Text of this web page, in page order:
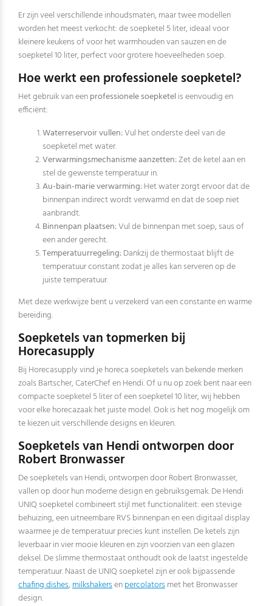
Er zijn veel verschillende inhoudsmaten, maar twee modellen
worden het meest verkocht: de soepketel 5 liter, ideaal voor
kleinere keukens of voor het warmhouden van sauzen en de
soepketel 10 liter, perfect voor grotere hoeveelheden soep.
Hoe werkt een professionele soepketel?
Het gebruik van eenprofessionele soepketelis eenvoudig en
efficiënt:
Waterreservoir vullen:Vul het onderste deel van de
soepketel met water.
Verwarmingsmechanisme aanzetten:Zet de ketel aan en
stel de gewenste temperatuur in.
Au-bain-marie verwarming:Het water zorgt ervoor dat de
binnenpan indirect wordt verwarmd en dat de soep niet
aanbrandt.
Binnenpan plaatsen:Vul de binnenpan met soep, saus of
een ander gerecht.
Temperatuurregeling:Dankzij de thermostaat blijft de
temperatuur constant zodat je alles kan serveren op de
juiste temperatuur.
Met deze werkwijze bent u verzekerd van een constante en warme
bereiding.
Soepketels van topmerken bij
Horecasupply
Bij Horecasupply vind je horeca soepketels van bekende merken
zoals Bartscher, CaterChef en Hendi. Of u nu op zoek bent naar een
compacte soepketel 5 liter of een soepketel 10 liter, wij hebben
voor elke horecazaak het juiste model. Ook is het nog mogelijk om
te kiezen uit verschillende designs en kleuren.
Soepketels van Hendi ontworpen door
Robert Bronwasser
De soepketels van Hendi, ontworpen door Robert Bronwasser,
vallen op door hun moderne design en gebruiksgemak. De Hendi
UNIQ soepketel combineert stijl met functionaliteit: een stevige
behuizing, een uitneembare RVS binnenpan en een digitaal display
waarmee je de temperatuur precies kunt instellen. De ketels zijn
leverbaar in vier mooie kleuren en zijn voorzien van een glazen
deksel. De slimme thermostaat onthoudt ook de laatst ingestelde
temperatuur. Naast de UNIQ soepketel zijn er ook bijpassende
chafing dishes,milkshakersenpercolatorsmet het Bronwasser
design.